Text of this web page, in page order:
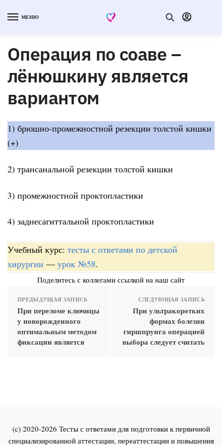
МЕНЮ
Операция по соаве –
лёнюшкину является
вариантом
1) брюшно-промежностной резекции толстой кишки
(+)
2) трансанальной резекции толстой кишки
3) промежностной проктопластики
4) заднесагиттальной проктопластики
Учебный курс: тесты с ответами по детской
хирургии — урок №58.
Поделитесь с коллегами ссылкой на наш сайт
ПРЕДЫДУЩАЯ ЗАПИСЬ
При переломе ключицы
у новорожденного
оптимальным методом
фиксации является
СЛЕДУЮЩАЯ ЗАПИСЬ
При ультракоротких
формах болезни
гиршпрунга операцией
выбора следует считать
(c) 2020-2026 Тесты с ответами для подготовки к первичной
специализированной аттестации, переаттестации и повышения